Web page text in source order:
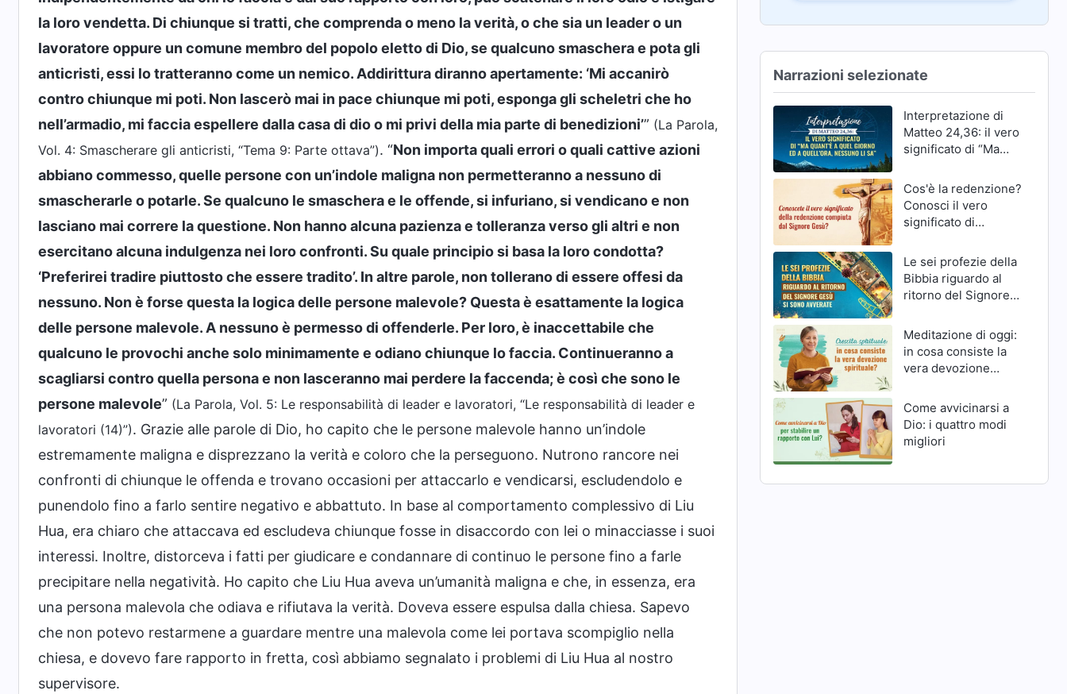
la loro vendetta. Di chiunque si tratti, che comprenda o meno la verità, o che sia un leader o un
lavoratore oppure un comune membro del popolo eletto di Dio, se qualcuno smaschera e pota gli
anticristi, essi lo tratteranno come un nemico. Addirittura diranno apertamente: ‘Mi accanirò
contro chiunque mi poti. Non lascerò mai in pace chiunque mi poti, esponga gli scheletri che ho
nell’armadio, mi faccia espellere dalla casa di dio o mi privi della mia parte di benedizioni’” (La Parola,
Vol. 4: Smascherare gli anticristi, “Tema 9: Parte ottava”). “Non importa quali errori o quali cattive azioni
abbiano commesso, quelle persone con un’indole maligna non permetteranno a nessuno di
smascherarle o potarle. Se qualcuno le smaschera e le offende, si infuriano, si vendicano e non
lasciano mai correre la questione. Non hanno alcuna pazienza e tolleranza verso gli altri e non
esercitano alcuna indulgenza nei loro confronti. Su quale principio si basa la loro condotta?
‘Preferirei tradire piuttosto che essere tradito’. In altre parole, non tollerano di essere offesi da
nessuno. Non è forse questa la logica delle persone malevole? Questa è esattamente la logica
delle persone malevole. A nessuno è permesso di offenderle. Per loro, è inaccettabile che
qualcuno le provochi anche solo minimamente e odiano chiunque lo faccia. Continueranno a
scagliarsi contro quella persona e non lasceranno mai perdere la faccenda; è così che sono le
persone malevole” (La Parola, Vol. 5: Le responsabilità di leader e lavoratori, “Le responsabilità di leader e
lavoratori (14)”). Grazie alle parole di Dio, ho capito che le persone malevole hanno un’indole
estremamente maligna e disprezzano la verità e coloro che la perseguono. Nutrono rancore nei
confronti di chiunque le offenda e trovano occasioni per attaccarlo e vendicarsi, escludendolo e
punendolo fino a farlo sentire negativo e abbattuto. In base al comportamento complessivo di Liu
Hua, era chiaro che attaccava ed escludeva chiunque fosse in disaccordo con lei o minacciasse i suoi
interessi. Inoltre, distorceva i fatti per giudicare e condannare di continuo le persone fino a farle
precipitare nella negatività. Ho capito che Liu Hua aveva un’umanità maligna e che, in essenza, era
una persona malevola che odiava e rifiutava la verità. Doveva essere espulsa dalla chiesa. Sapevo
che non potevo restarmene a guardare mentre una malevola come lei portava scompiglio nella
chiesa, e dovevo fare rapporto in fretta, così abbiamo segnalato i problemi di Liu Hua al nostro
supervisore.
Narrazioni selezionate
Interpretazione di
Matteo 24,36: il vero
significato di “Ma
ed a quell’ora,
nessuno li sa”
Cos'è la redenzione?
Conosci il vero
significato di
Signore Gesù?
Le sei profezie della
Bibbia riguardo al
ritorno del Signore
avverate
Meditazione di oggi:
in cosa consiste la
vera devozione
Come avvicinarsi a
Dio: i quattro modi
migliori